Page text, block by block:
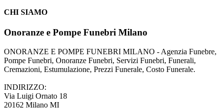
CHI SIAMO
Onoranze e Pompe Funebri Milano
ONORANZE E POMPE FUNEBRI MILANO - Agenzia Funebre,
Pompe Funebri, Onoranze Funebri, Servizi Funebri, Funerali,
Cremazioni, Estumulazione, Prezzi Funerale, Costo Funerale.
INDIRIZZO:
Via Luigi Ornato 18
20162 Milano MI